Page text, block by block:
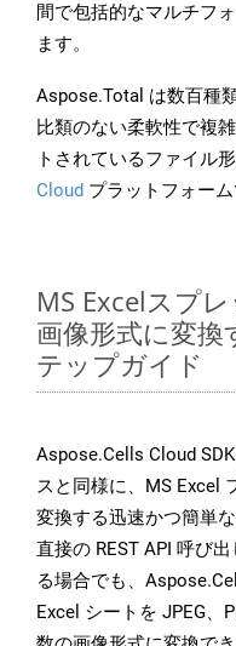
間で包括的なマルチフ
ます。
Aspose.Total は数百種
比類のない柔軟性で複
トされているファイル
Cloud プラットフォーム
MS Excelスプ
画像形式に変
テップガイド
Aspose.Cells Cloud
スと同様に、MS Excel
変換する迅速かつ簡単
直接の REST API 呼び
る場合でも、
Excel シートを JPEG、